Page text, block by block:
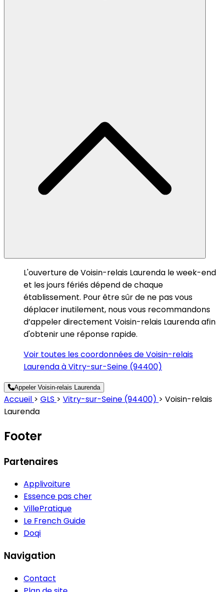
L'ouverture de Voisin-relais Laurenda le week-end
et les jours fériés dépend de chaque
établissement. Pour être sûr de ne pas vous
déplacer inutilement, nous vous recommandons
d’appeler directement Voisin-relais Laurenda afin
d'obtenir une réponse rapide.
Voir toutes les coordonnées de Voisin-relais
Laurenda à Vitry-sur-Seine (94400)
Appeler Voisin-relais Laurenda
Accueil > GLS > Vitry-sur-Seine (94400) > Voisin-relais
Laurenda
Footer
Partenaires
Applivoiture
Essence pas cher
VillePratique
Le French Guide
Doqi
Navigation
Contact